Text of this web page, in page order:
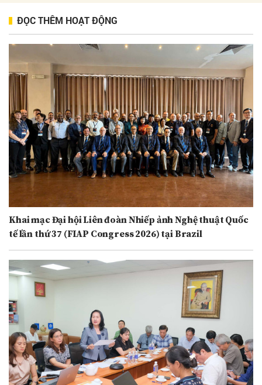
ĐỌC THÊM HOẠT ĐỘNG
Khai mạc Đại hội Liên đoàn Nhiếp ảnh Nghệ thuật Quốc
tế lần thứ 37 (FIAP Congress 2026) tại Brazil